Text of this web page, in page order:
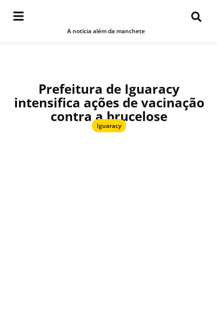
A notícia além da manchete
Prefeitura de Iguaracy
intensifica ações de vacinação
contra a brucelose
Iguaracy